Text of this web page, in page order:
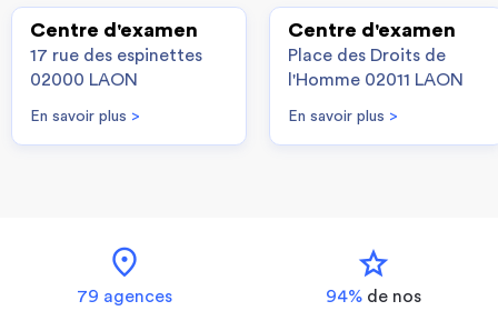
Centre d'examen
17 rue des espinettes
02000 LAON
En savoir plus >
Centre d'examen
Place des Droits de
l'Homme 02011 LAON
En savoir plus >
location_on
79 agences
star
94% de nos